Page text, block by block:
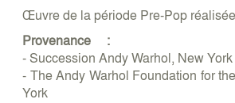
Œuvre de la période Pre-Pop
Provenance :
- Succession Andy Warhol, New York
- The Andy Warhol Foundation for
York